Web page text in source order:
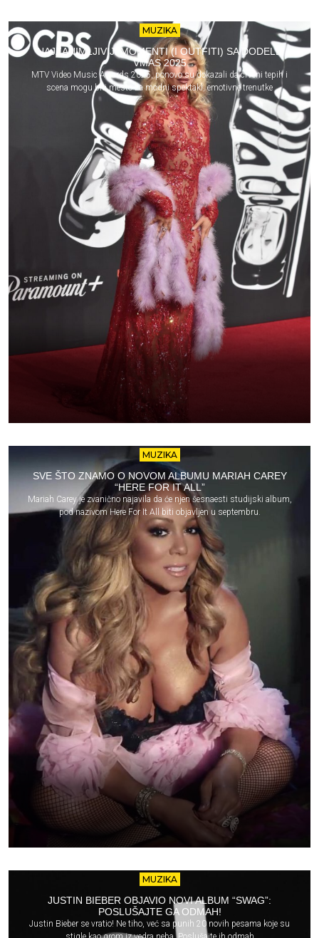
MUZIKA
NAJZANIMLJIVIJI MOMENTI (I OUTFITI) SA DODELE
VMAS 2025
MTV Video Music Awards 2025, ponovo su dokazali da crveni tepih i
scena mogu biti mesto za modni spektakl, emotivne trenutke
MUZIKA
SVE ŠTO ZNAMO O NOVOM ALBUMU MARIAH CAREY
“HERE FOR IT ALL”
Mariah Carey je zvanično najavila da će njen šesnaesti studijski album,
pod nazivom Here For It All biti objavljen u septembru.
MUZIKA
JUSTIN BIEBER OBJAVIO NOVI ALBUM “SWAG”:
POSLUŠAJTE GA ODMAH!
Justin Bieber se vratio! Ne tiho, već sa punih 20 novih pesama koje su